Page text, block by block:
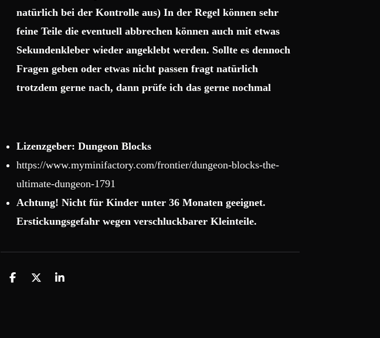
natürlich bei der Kontrolle aus) In der Regel können sehr
feine Teile die eventuell abbrechen können auch mit etwas
Sekundenkleber wieder angeklebt werden. Sollte es dennoch
Fragen geben oder etwas nicht passen fragt natürlich
trotzdem gerne nach, dann prüfe ich das gerne nochmal
Lizenzgeber: Dungeon Blocks
https://www.myminifactory.com/frontier/dungeon-blocks-the-
ultimate-dungeon-1791
Achtung! Nicht für Kinder unter 36 Monaten geeignet.
Erstickungsgefahr wegen verschluckbarer Kleinteile.
T
T
T